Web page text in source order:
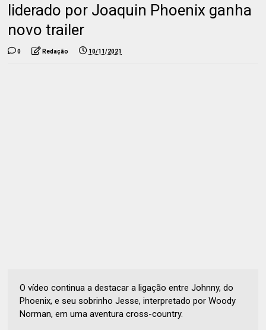
liderado por Joaquin Phoenix ganha
novo trailer
0 Redação 10/11/2021
O vídeo continua a destacar a ligação entre Johnny, do
Phoenix, e seu sobrinho Jesse, interpretado por Woody
Norman, em uma aventura cross-country.